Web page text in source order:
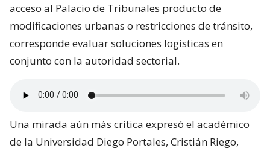
acceso al Palacio de Tribunales producto de
modificaciones urbanas o restricciones de tránsito,
corresponde evaluar soluciones logísticas en
conjunto con la autoridad sectorial.
Una mirada aún más crítica expresó el académico
de la Universidad Diego Portales, Cristián Riego,